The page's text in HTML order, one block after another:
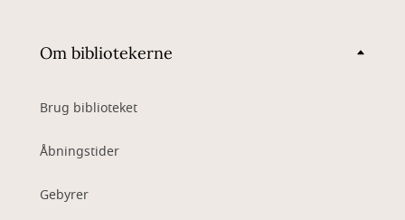
Om bibliotekerne
Brug biblioteket
Åbningstider
Gebyrer